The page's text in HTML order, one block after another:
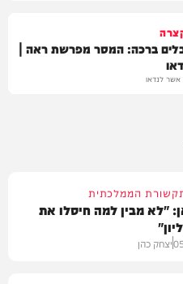
ברכה: המסר מפרשת ראה |
אשר לנדאו
הממלכתית
"לא מבין למה חיסלו את
יצחק כהן